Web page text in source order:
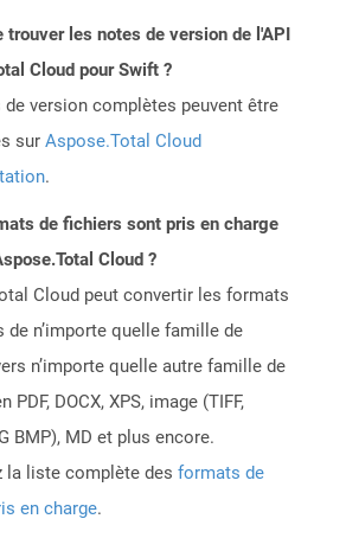
trouver les notes de version de l'API
Cloud pour Swift ?
de version complètes peuvent être
sur Aspose.Total Cloud
.
de fichiers sont pris en charge
Cloud ?
Cloud peut convertir les formats
de n’importe quelle famille de
n’importe quelle autre famille de
PDF, DOCX, XPS, image (TIFF,
BMP), MD et plus encore.
la liste complète des formats de
en charge.